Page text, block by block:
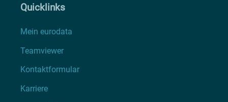
Quicklinks
Mein eurodata
Teamviewer
Kontaktformular
Karriere